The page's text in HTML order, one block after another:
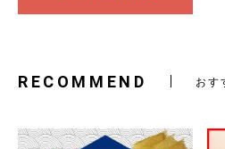
RECOMMEND おす